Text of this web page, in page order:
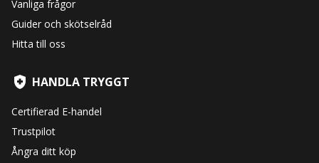
Vanliga frågor
Guider och skötselråd
Hitta till oss
HANDLA TRYGGT
Certifierad E-handel
Trustpilot
Ångra ditt köp